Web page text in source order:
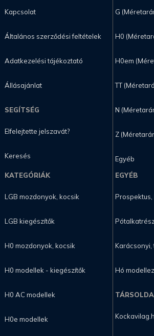
Kapcsolat
Általános szerződési feltételek
Adatkezelési tájékoztató
Állásajánlat
SEGÍTSÉG
Elfelejtette jelszavát?
Keresés
G
H0
H0em
TT
N
Z
Egyéb
KATEGÓRIÁK
LGB mozdonyok, kocsik
LGB kiegészítők
H0 mozdonyok, kocsik
H0 modellek - kiegészítők
H0 AC modellek
H0e modellek
EGYÉB
Prospektus,
Hó